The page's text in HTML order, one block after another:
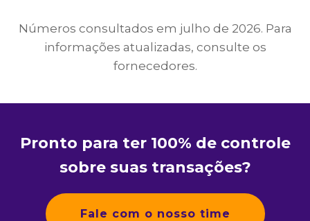
Números consultados em julho de 2026. Para
informações atualizadas, consulte os
fornecedores.
Pronto para ter 100% de controle
sobre suas transações?
Fale com o nosso time